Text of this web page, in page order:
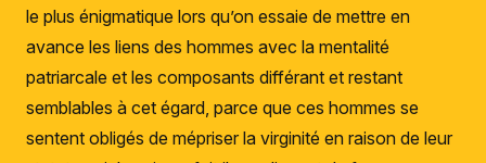
le plus énigmatique lors qu’on essaie de mettre en
avance les liens des hommes avec la mentalité
patriarcale et les composants différant et restant
semblables à cet égard, parce que ces hommes se
sentent obligés de mépriser la virginité en raison de leur